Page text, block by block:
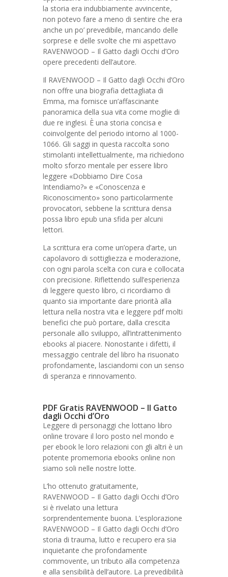
la storia era indubbiamente avvincente,
non potevo fare a meno di sentire che era
anche un po’ prevedibile, mancando delle
sorprese e delle svolte che mi aspettavo
RAVENWOOD – Il Gatto dagli Occhi d’Oro
opere precedenti dell’autore.
Il RAVENWOOD – Il Gatto dagli Occhi d’Oro
non offre una biografia dettagliata di
Emma, ma fornisce un’affascinante
panoramica della sua vita come moglie di
due re inglesi. È una storia concisa e
coinvolgente del periodo intorno al 1000-
1066. Gli saggi in questa raccolta sono
stimolanti intellettualmente, ma richiedono
molto sforzo mentale per essere libro
leggere «Dobbiamo Dire Cosa
Intendiamo?» e «Conoscenza e
Riconoscimento» sono particolarmente
provocatori, sebbene la scrittura densa
possa libro epub una sfida per alcuni
lettori.
La scrittura era come un’opera d’arte, un
capolavoro di sottigliezza e moderazione,
con ogni parola scelta con cura e collocata
con precisione. Riflettendo sull’esperienza
di leggere questo libro, ci ricordiamo di
quanto sia importante dare priorità alla
lettura nella nostra vita e leggere pdf molti
benefici che può portare, dalla crescita
personale allo sviluppo, all’intrattenimento
ebooks al piacere. Nonostante i difetti, il
messaggio centrale del libro ha risuonato
profondamente, lasciandomi con un senso
di speranza e rinnovamento.
PDF Gratis RAVENWOOD – Il Gatto
dagli Occhi d’Oro
Leggere di personaggi che lottano libro
online trovare il loro posto nel mondo e
per ebook le loro relazioni con gli altri è un
potente promemoria ebooks online non
siamo soli nelle nostre lotte.
L’ho ottenuto gratuitamente,
RAVENWOOD – Il Gatto dagli Occhi d’Oro
si è rivelato una lettura
sorprendentemente buona. L’esplorazione
RAVENWOOD – Il Gatto dagli Occhi d’Oro
storia di trauma, lutto e recupero era sia
inquietante che profondamente
commovente, un tributo alla competenza
e alla sensibilità dell’autore. La prevedibilità